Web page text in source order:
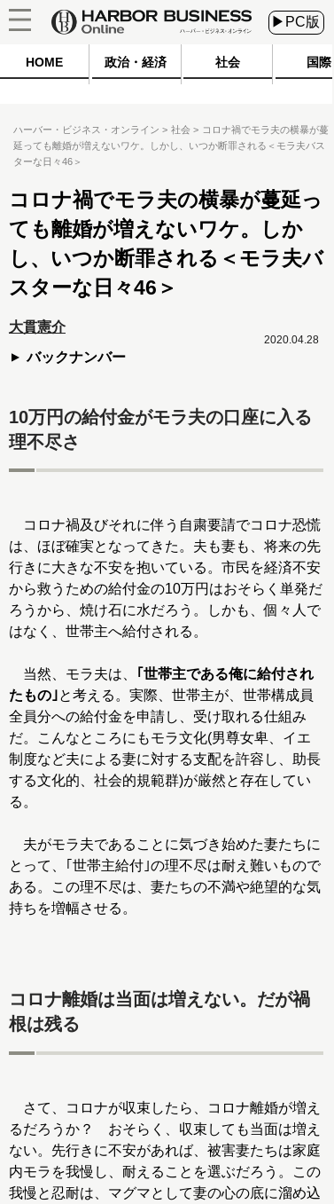
▶PC版
HOME 政治・経済 社会 国際
ハーバー・ビジネス・オンライン 社会
コロナ禍でモラ夫の横暴が蔓
延っても離婚が増えないワケ。しかし、いつか断罪される＜モラ夫バス
ターな日々46＞
コロナ禍でモラ夫の横暴が蔓延っ
ても離婚が増えないワケ。しか
し、いつか断罪される＜モラ夫バ
スターな日々46＞
大貫憲介
バックナンバー
2020.04.28
10万円の給付金がモラ夫の口座に入る
理不尽さ
コロナ禍及びそれに伴う自粛要請でコロナ恐慌
は、ほぼ確実となってきた。夫も妻も、将来の先
行きに大きな不安を抱いている。市民を経済不安
から救うための給付金の10万円はおそらく単発だ
ろうから、焼け石に水だろう。しかも、個々人で
はなく、世帯主へ給付される。
当然、モラ夫は、
｢世帯主である俺に給付され
たもの｣と考える。実際、世帯主が、世帯構成員
全員分への給付金を申請し、受け取れる仕組み
だ。こんなところにもモラ文化(男尊女卑、イエ
制度など夫による妻に対する支配を許容し、助長
する文化的、社会的規範群)が厳然と存在してい
る。
夫がモラ夫であることに気づき始めた妻たちに
とって、｢世帯主給付｣の理不尽は耐え難いもので
ある。この理不尽は、妻たちの不満や絶望的な気
持ちを増幅させる。
コロナ離婚は当面は増えない。だが禍
根は残る
さて、コロナが収束したら、コロナ離婚が増え
るだろうか？ おそらく、収束しても当面は増え
ない。先行きに不安があれば、被害妻たちは家庭
内モラを我慢し、耐えることを選ぶだろう。この
我慢と忍耐は、マグマとして妻の心の底に溜め込